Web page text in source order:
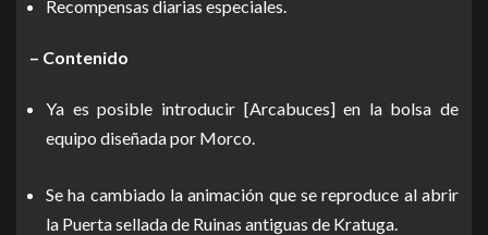
Recompensas diarias especiales.
– Contenido
Ya es posible introducir [Arcabuces] en la bolsa de
equipo diseñada por Morco.
Se ha cambiado la animación que se reproduce al abrir
la Puerta sellada de Ruinas antiguas de Kratuga.